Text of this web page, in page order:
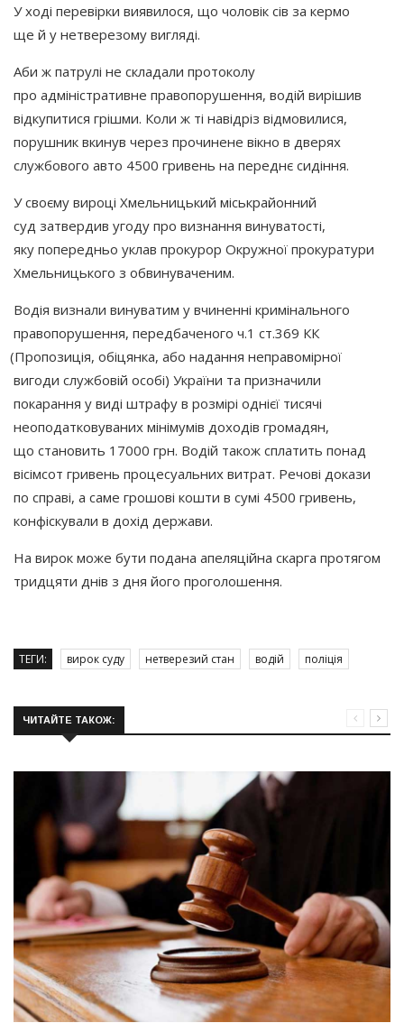
У ході перевірки виявилося, що чоловік сів за кермо
ще й у нетверезому вигляді.
Аби ж патрулі не складали протоколу
про адміністративне правопорушення, водій вирішив
відкупитися грішми. Коли ж ті навідріз відмовилися,
порушник вкинув через прочинене вікно в дверях
службового авто 4500 гривень на переднє сидіння.
У своєму вироці Хмельницький міськрайонний
суд затвердив угоду про визнання винуватості,
яку попередньо уклав прокурор Окружної прокуратури
Хмельницького з обвинуваченим.
Водія визнали винуватим у вчиненні кримінального
правопорушення, передбаченого ч.1 ст.369 КК
(Пропозиція, обіцянка, або надання неправомірної
вигоди службовій особі) України та призначили
покарання у виді штрафу в розмірі однієї тисячі
неоподатковуваних мінімумів доходів громадян,
що становить 17000 грн. Водій також сплатить понад
вісімсот гривень процесуальних витрат. Речові докази
по справі, а саме грошові кошти в сумі 4500 гривень,
конфіскували в дохід держави.
На вирок може бути подана апеляційна скарга протягом
тридцяти днів з дня його проголошення.
ТЕГИ: вирок суду нетверезий стан водій поліція
ЧИТАЙТЕ ТАКОЖ: